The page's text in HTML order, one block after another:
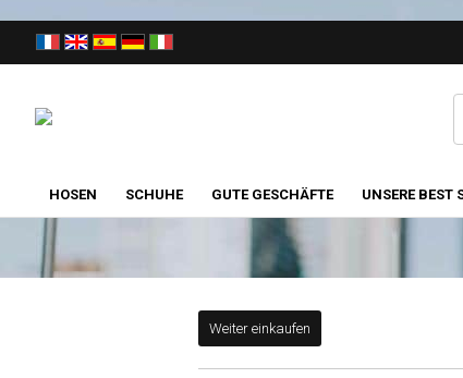
HOSEN SCHUHE GUTE GESCHÄFTE UNSERE BEST
Weiter einkaufen